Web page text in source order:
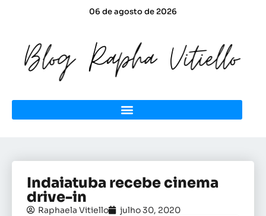
06 de agosto de 2026
Indaiatuba recebe cinema
drive-in
Raphaela Vitiello julho 30, 2020